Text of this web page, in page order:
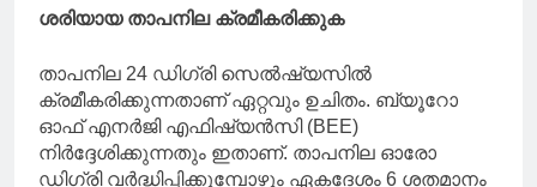
ശരിയായ താപനില ക്രമീകരിക്കുക
താപനില 24 ഡിഗ്രി സെൽഷ്യസിൽ
ക്രമീകരിക്കുന്നതാണ് ഏറ്റവും ഉചിതം. ബ്യൂറോ
ഓഫ് എനർജി എഫിഷ്യൻസി (BEE)
നിർദ്ദേശിക്കുന്നതും ഇതാണ്. താപനില ഓരോ
ഡിഗ്രി വർദ്ധിപ്പിക്കുമ്പോഴും ഏകദേശം 6 ശതമാനം